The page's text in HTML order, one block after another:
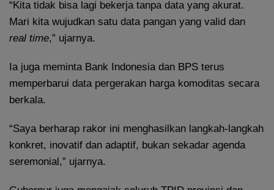
“Kita tidak bisa lagi bekerja tanpa data yang akurat.
Mari kita wujudkan satu data pangan yang valid dan
real time,” ujarnya.
Ia juga meminta Bank Indonesia dan BPS terus
memperbarui data pergerakan harga komoditas secara
berkala.
“Saya berharap rakor ini menghasilkan langkah-langkah
konkret, inovatif dan adaptif, bukan sekadar agenda
seremonial,” ujarnya.